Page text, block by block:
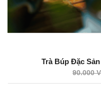
Trà Búp Đặc
90.000